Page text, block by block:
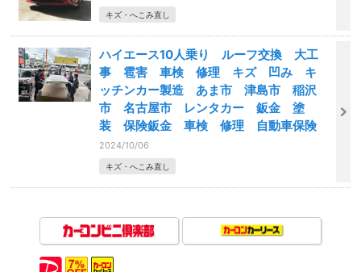
キズ・へこみ直し
ハイエース10人乗り ルーフ交換 大工
事 雹害 車検 修理 キズ 凹み キ
ッチンカー製造 あま市 津島市 稲沢
市 名古屋市 レンタカー 鈑金 塗
装 保険鈑金 車検 修理 自動車保険
2024/10/06
キズ・へこみ直し